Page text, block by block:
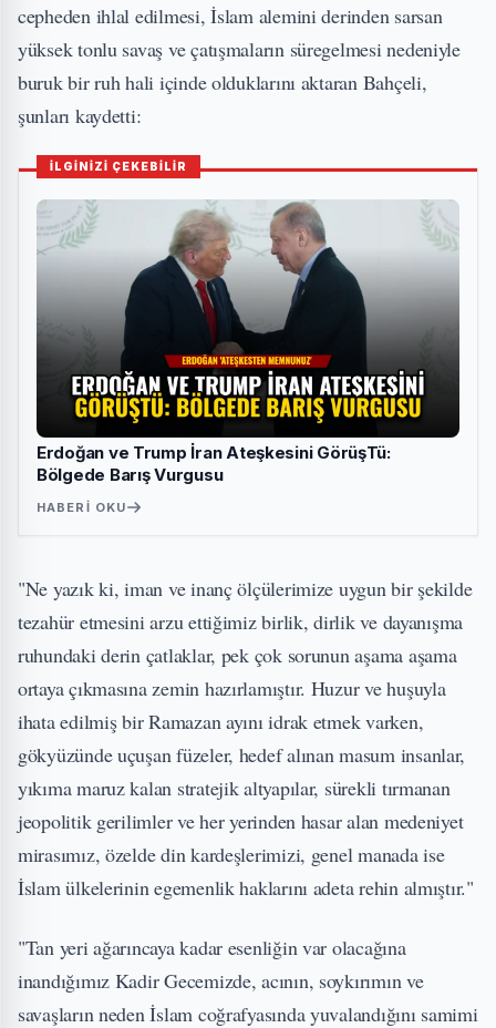
cepheden ihlal edilmesi, İslam alemini derinden sarsan
yüksek tonlu savaş ve çatışmaların süregelmesi nedeniyle
buruk bir ruh hali içinde olduklarını aktaran Bahçeli,
şunları kaydetti:
İLGİNİZİ ÇEKEBİLİR
Erdoğan ve Trump İran Ateşkesini GörüşTü:
Bölgede Barış Vurgusu
HABERI OKU
"Ne yazık ki, iman ve inanç ölçülerimize uygun bir şekilde
tezahür etmesini arzu ettiğimiz birlik, dirlik ve dayanışma
ruhundaki derin çatlaklar, pek çok sorunun aşama aşama
ortaya çıkmasına zemin hazırlamıştır. Huzur ve huşuyla
ihata edilmiş bir Ramazan ayını idrak etmek varken,
gökyüzünde uçuşan füzeler, hedef alınan masum insanlar,
yıkıma maruz kalan stratejik altyapılar, sürekli tırmanan
jeopolitik gerilimler ve her yerinden hasar alan medeniyet
mirasımız, özelde din kardeşlerimizi, genel manada ise
İslam ülkelerinin egemenlik haklarını adeta rehin almıştır."
"Tan yeri ağarıncaya kadar esenliğin var olacağına
inandığımız Kadir Gecemizde, acının, soykırımın ve
savaşların neden İslam coğrafyasında yuvalandığını samimi